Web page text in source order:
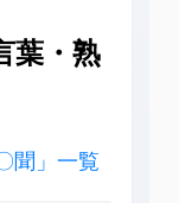
葉・熟
聞」一覧